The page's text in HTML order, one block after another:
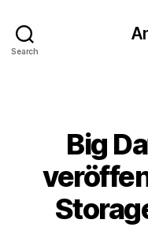
Search
Big